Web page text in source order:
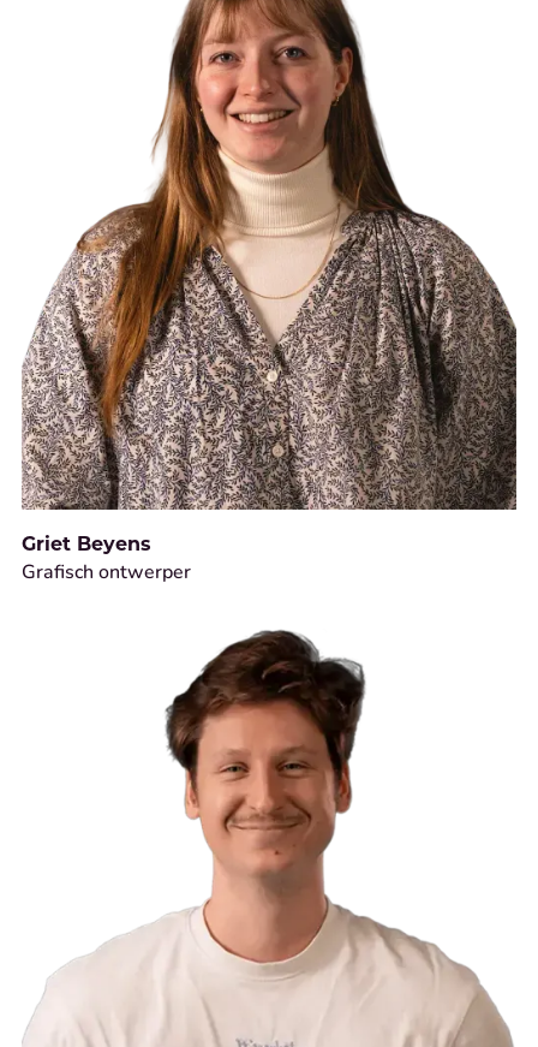
Griet Beyens
Grafisch ontwerper